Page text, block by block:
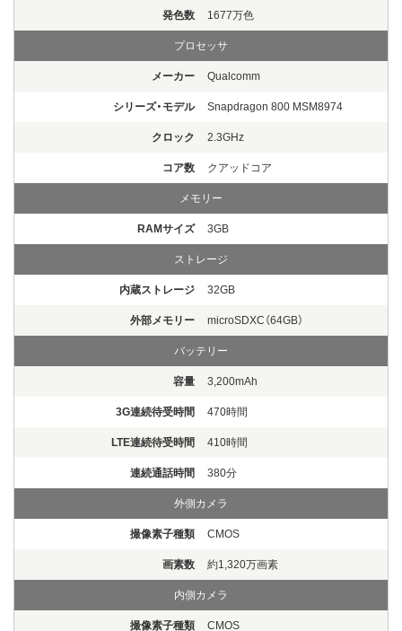
発色数 1677万色
プロセッサ
メーカー Qualcomm
シリーズ・モデル Snapdragon 800 MSM8974
クロック 2.3GHz
コア数 クアッドコア
メモリー
RAMサイズ 3GB
ストレージ
内蔵ストレージ 32GB
外部メモリー microSDXC（64GB）
バッテリー
容量 3,200mAh
3G連続待受時間 470時間
LTE連続待受時間 410時間
連続通話時間 380分
外側カメラ
撮像素子種類 CMOS
画素数 約1,320万画素
内側カメラ
撮像素子種類 CMOS